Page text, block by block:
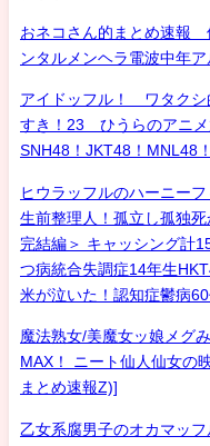
おネコさん的まとめ速報
ンタルメンヘラ電波中年
アイドッフル！ ワタク
すき！23 ひうらのアニ
SNH48！JKT48！MNL48
ヒウラッフルのハーニー
生前整理人！孤立し孤独
完結編＞ キャッシング計
つ病統合失調症14年生
米が泣いた！認知症鬱病
魔法熟女/美魔女ッ娘メグ
MAX！ ニート仙人仙女の
まとめ速報Z)]
乙女系腐男子のオカマッ